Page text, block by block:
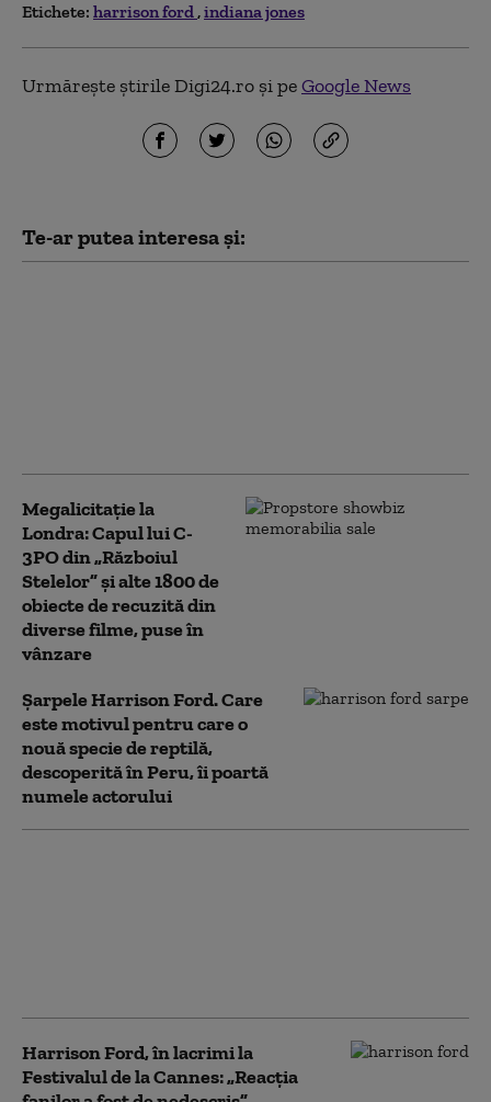
Etichete: harrison ford indiana jones
Urmărește știrile Digi24.ro și peGoogle News
Te-ar putea interesa și:
Megalicitație la
Londra: Capul lui C-
3PO din „Războiul
Stelelor” și alte 1800 de
obiecte de recuzită din
diverse filme, puse în
vânzare
Șarpele Harrison Ford. Care
este motivul pentru care o
nouă specie de reptilă,
descoperită în Peru, îi poartă
numele actorului
Harrison Ford, în lacrimi la
Festivalul de la Cannes: „Reacția